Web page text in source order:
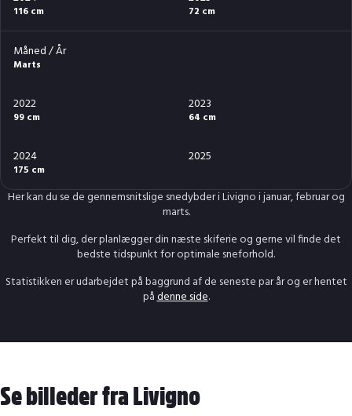
116 cm 72 cm
Måned / År
Marts
2022
99 cm
2023
64 cm
2024
175 cm
2025
Her kan du se de gennemsnitslige snedybder i Livigno i januar, februar og
marts.
Perfekt til dig, der planlægger din næste skiferie og gerne vil finde det
bedste tidspunkt for optimale sneforhold.
Statistikken er udarbejdet på baggrund af de seneste par år og er hentet
pådenne side.
Se billeder fra Livigno